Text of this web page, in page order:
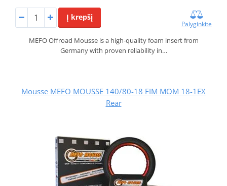
Į krepšį
Palyginkite
MEFO Offroad Mousse is a high-quality foam insert from
Germany with proven reliability in…
Mousse MEFO MOUSSE 140/80-18 FIM MOM 18-1EX
Rear